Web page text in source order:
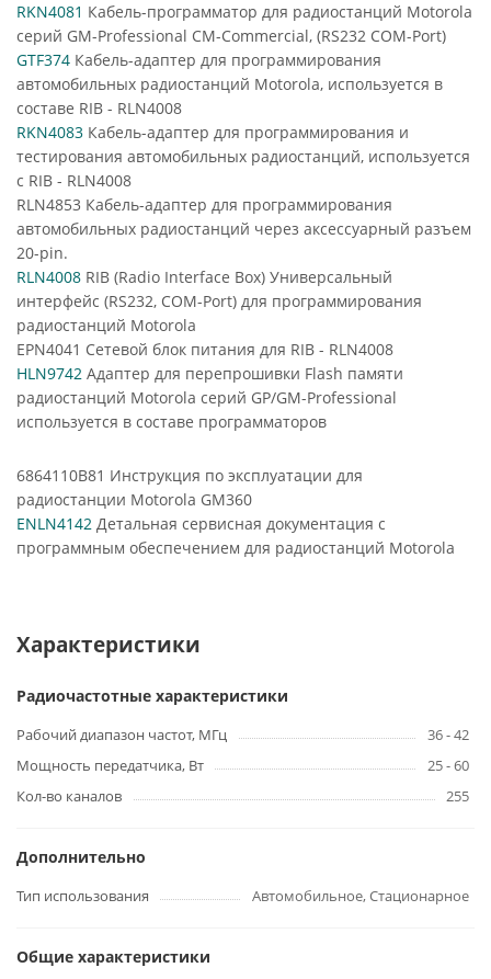
RKN4081 Кабель-программатор для радиостанций Motorola
серий GM-Professional CM-Commercial, (RS232 COM-Port)
GTF374 Кабель-адаптер для программирования
автомобильных радиостанций Motorola, используется в
составе RIB - RLN4008
RKN4083 Кабель-адаптер для программирования и
тестирования автомобильных радиостанций, используется
c RIB - RLN4008
RLN4853 Кабель-адаптер для программирования
автомобильных радиостанций через аксессуарный разъем
20-pin.
RLN4008 RIB (Radio Interface Box) Универсальный
интерфейс (RS232, COM-Port) для программирования
радиостанций Motorola
EPN4041 Сетевой блок питания для RIB - RLN4008
HLN9742 Адаптер для перепрошивки Flash памяти
радиостанций Motorola серий GP/GM-Professional
используется в составе программаторов
6864110B81 Инструкция по эксплуатации для
радиостанции Motorola GM360
ENLN4142 Детальная сервисная документация с
программным обеспечением для радиостанций Motorola
Характеристики
Радиочастотные характеристики
Рабочий диапазон частот, МГц
36 - 42
Мощность передатчика, Вт
25 - 60
Кол-во каналов
255
Дополнительно
Тип использования Автомобильное, Стационарное
Общие характеристики